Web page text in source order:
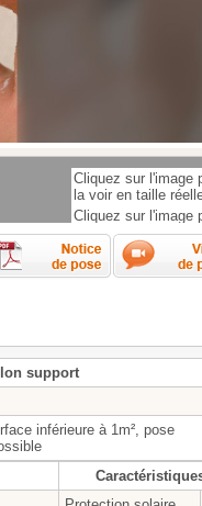
Cliquez sur l'image
la voir en taille
Cliquez sur l'image
la voir en taille
prendre les mesures ?
Fiche technique
support
inférieure à 1m², pose